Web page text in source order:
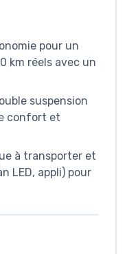
pour un
km réels avec un
suspension
confort et
à transporter et
LED, appli) pour